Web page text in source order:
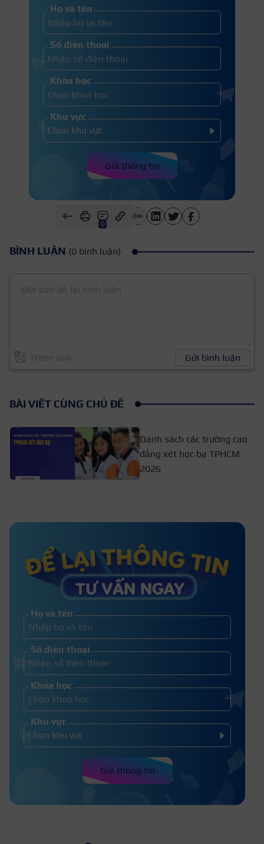
Họ và tên
Số điện thoại
Khóa học
Khu vực
Gửi thông tin
0
BÌNH LUẬN (0 bình luận)
Gửi bình luận
BÀI VIẾT CÙNG CHỦ ĐỀ
Danh sách các trường cao
đẳng xét học bạ TPHCM
2026
Không giỏi toán, lý, hóa nên học
ngành gì? Top 14 ngành phù hợp
điểm? Trường hợp nào bị trừ?
Họ và tên
Số điện thoại
Khóa học
Khu vực
Gửi thông tin